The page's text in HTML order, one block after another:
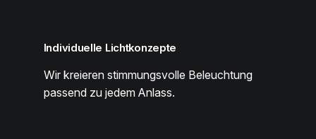
Individuelle Lichtkonzepte
Wir kreieren stimmungsvolle Beleuchtung
passend zu jedem Anlass.